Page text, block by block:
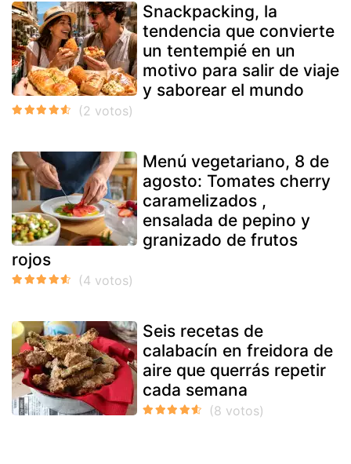
Snackpacking, la
tendencia que convierte
un tentempié en un
motivo para salir de viaje
y saborear el mundo
Menú vegetariano, 8 de
agosto: Tomates cherry
caramelizados ,
ensalada de pepino y
granizado de frutos
rojos
Seis recetas de
calabacín en freidora de
aire que querrás repetir
cada semana